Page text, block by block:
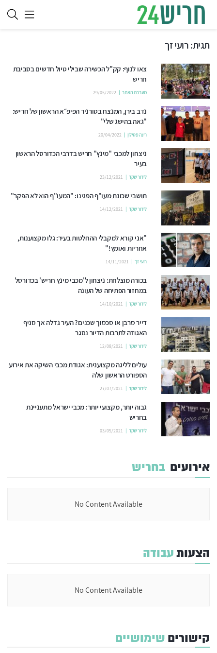
תגית:רועי זך
צאו לנוף: קק"ל הכשירה שבילי טיול חדשים בסביבת
חריש
מערכת האתר 29/05/2022
נדב בירן, המנצח בטורניר הפיפ״א הראשון של חריש:
"גאה בהישג שלי"
רינה פטילון 20/04/2022
ניצחון למכבי "מינץ" חריש בדרבי הכדורסל הראשון
בעיר
לידור שקד 23/12/2021
תושבי שכונת מעו"ף הפגינו: "המעו"ף הוא לא הפקר"
לידור שקד 14/12/2021
"אני קורא למקבלי ההחלטות בעיר: גלו מקצוענות,
אחריות ואומץ!"
רועי זך 14/11/2021
בכורה מוצלחת: ניצחון ל'מכבי מינץ חריש' בכדורסל
במחזור הפתיחה של העונה
לידור שקד 14/10/2021
דייר סרבן או סכסוך שכנים? העיר גדלה אך סניף
האגודה לתרבות הדיור נסגר
לידור שקד 12/08/2021
עולים לליגה מקצוענית: אגודת מכבי השיקה את אירוע
הספורט הראשון שלה
לידור שקד 27/07/2021
גבוה יותר, מקצועי יותר: מכבי ישראל מתעניינת
בחריש
לידור שקד 03/05/2021
אירועים בחריש
No Content Available
הצעותעבודה
No Content Available
קישורים שימושיים